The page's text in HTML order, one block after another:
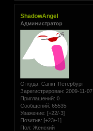
ShadowAngel
Администратор
Откуда: Санкт-Петербург
Зарегистрирован: 2009-11-07
Приглашений: 0
Сообщений: 65535
Уважение: [+22/-3]
Позитив: [+23/-1]
Пол: Женский